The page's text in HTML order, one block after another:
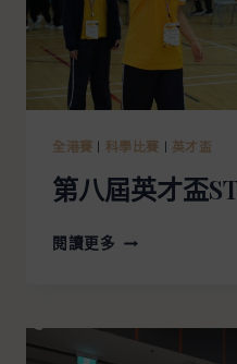
全港賽 | 科學比賽 | 英才盃
第八屆英才盃
閱讀更多